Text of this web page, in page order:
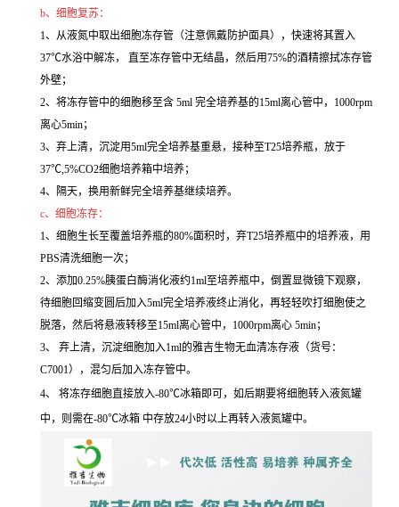
b、细胞复苏：
1、从液氮中取出细胞冻存管（注意佩戴防护面具），快速将其置入
37℃水浴中解冻， 直至冻存管中无结晶，然后用75%的酒精擦拭冻存管
外壁；
2、将冻存管中的细胞移至含 5ml 完全培养基的15ml离心管中，1000rpm
离心5min；
3、弃上清，沉淀用5ml完全培养基重悬，接种至T25培养瓶，放于
37℃,5%CO2细胞培养箱中培养；
4、隔天，换用新鲜完全培养基继续培养。
c、细胞冻存：
1、细胞生长至覆盖培养瓶的80%面积时，弃T25培养瓶中的培养液，用
PBS清洗细胞一次；
2、添加0.25%胰蛋白酶消化液约1ml至培养瓶中，倒置显微镜下观察，
待细胞回缩变圆后加入5ml完全培养液终止消化，再轻轻吹打细胞使之
脱落，然后将悬液转移至15ml离心管中，1000rpm离心 5min；
3、 弃上清，沉淀细胞加入1ml的雅吉生物无血清冻存液（货号：
C7001），混匀后加入冻存管中。
4、 将冻存细胞直接放入-80℃冰箱即可，如后期要将细胞转入液氮罐
中，则需在-80℃冰箱 中存放24小时以上再转入液氮罐中。